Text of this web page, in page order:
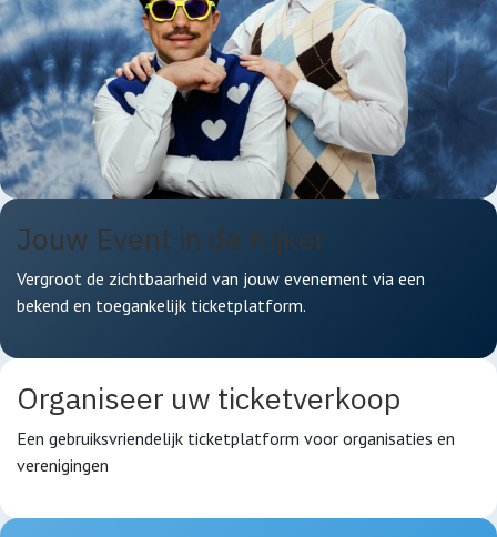
Organiseer uw ticketverkoop
Een gebruiksvriendelijk ticketplatform voor organisaties en
verenigingen
Jouw Event in de Kijker
Vergroot de zichtbaarheid van jouw evenement via een
bekend en toegankelijk ticketplatform.